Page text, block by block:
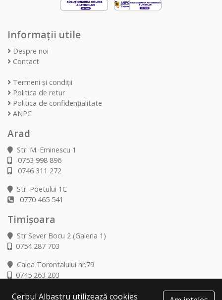
Informații utile
Despre noi
Contact
Termeni și condiții
Politica de retur
Politica de confidențialitate
ANPC
Arad
Str. M. Eminescu 1
0753 998 896
0746 311 272
Str. Poetului 1C
0770 465 541
Timișoara
Str Sever Bocu 2 (Galeria 1)
0754 287 703
Calea Torontalului nr.79
0745 263 203
Cerbul Albastru utilizează cookies